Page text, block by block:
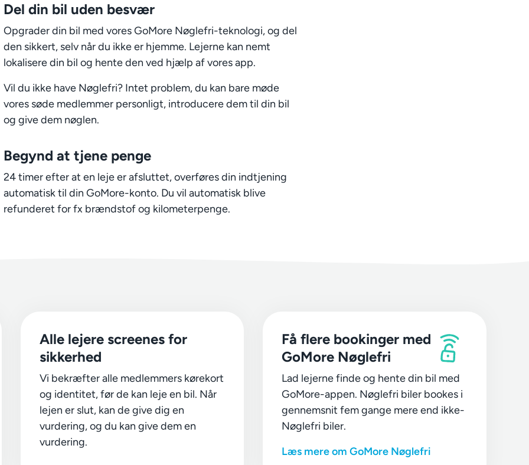
Del din bil uden besvær
Opgrader din bil med vores GoMore Nøglefri-teknologi, og del
den sikkert, selv når du ikke er hjemme. Lejerne kan nemt
lokalisere din bil og hente den ved hjælp af vores app.
Vil du ikke have Nøglefri? Intet problem, du kan bare møde
vores søde medlemmer personligt, introducere dem til din bil
og give dem nøglen.
Begynd at tjene penge
24 timer efter at en leje er afsluttet, overføres din indtjening
automatisk til din GoMore-konto. Du vil automatisk blive
refunderet for fx brændstof og kilometerpenge.
Alle lejere screenes for
sikkerhed
Vi bekræfter alle medlemmers kørekort
og identitet, før de kan leje en bil. Når
lejen er slut, kan de give dig en
vurdering, og du kan give dem en
vurdering.
Få flere bookinger med
GoMore Nøglefri
Lad lejerne finde og hente din bil med
GoMore-appen. Nøglefri biler bookes i
gennemsnit fem gange mere end ikke-
Nøglefri biler.
Læs mere om GoMore Nøglefri